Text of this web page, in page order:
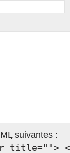
suivantes :
title="">